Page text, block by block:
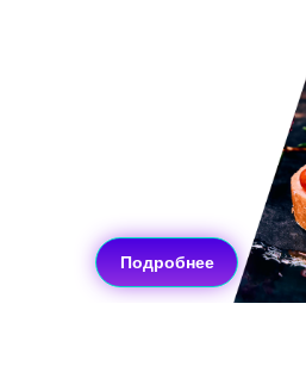
Подробнее